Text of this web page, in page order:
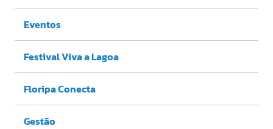
Eventos
Festival Viva a Lagoa
Floripa Conecta
Gestão